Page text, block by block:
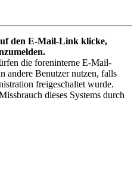
den E-Mail-Link klicke,
die foreninterne E-Mail-
andere Benutzer nutzen, falls
freigeschaltet wurde.
dieses Systems durch